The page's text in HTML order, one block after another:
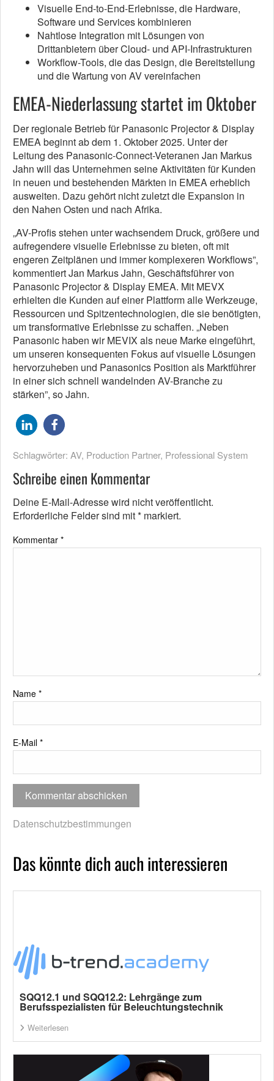
Visuelle End-to-End-Erlebnisse, die Hardware,
Software und Services kombinieren
Nahtlose Integration mit Lösungen von
Drittanbietern über Cloud- und API-Infrastrukturen
Workflow-Tools, die das Design, die Bereitstellung
und die Wartung von AV vereinfachen
EMEA-Niederlassung startet im Oktober
Der regionale Betrieb für Panasonic Projector & Display
EMEA beginnt ab dem 1. Oktober 2025. Unter der
Leitung des Panasonic-Connect-Veteranen Jan Markus
Jahn will das Unternehmen seine Aktivitäten für Kunden
in neuen und bestehenden Märkten in EMEA erheblich
ausweiten. Dazu gehört nicht zuletzt die Expansion in
den Nahen Osten und nach Afrika.
„AV-Profis stehen unter wachsendem Druck, größere und
aufregendere visuelle Erlebnisse zu bieten, oft mit
engeren Zeitplänen und immer komplexeren Workflows”,
kommentiert Jan Markus Jahn, Geschäftsführer von
Panasonic Projector & Display EMEA. Mit MEVX
erhielten die Kunden auf einer Plattform alle Werkzeuge,
Ressourcen und Spitzentechnologien, die sie benötigten,
um transformative Erlebnisse zu schaffen. „Neben
Panasonic haben wir MEVIX als neue Marke eingeführt,
um unseren konsequenten Fokus auf visuelle Lösungen
hervorzuheben und Panasonics Position als Marktführer
in einer sich schnell wandelnden AV-Branche zu
stärken”, so Jahn.
Schlagwörter: AV, Production Partner, Professional System
Schreibe einen Kommentar
Deine E-Mail-Adresse wird nicht veröffentlicht.
Erforderliche Felder sind mit* markiert.
Kommentar *
Name *
E-Mail *
Datenschutzbestimmungen
Das könnte dich auch interessieren
SQQ12.1 und SQQ12.2: Lehrgänge zum
Berufsspezialisten für Beleuchtungstechnik
Weiterlesen